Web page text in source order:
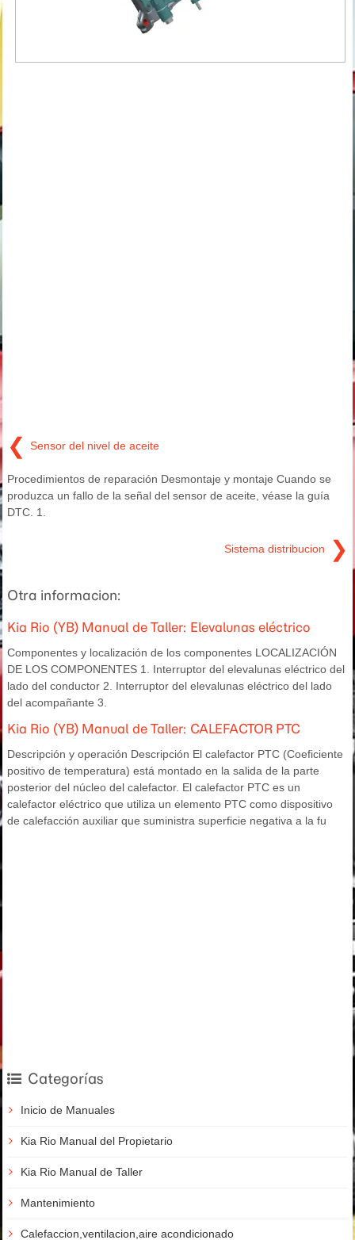
❮ Sensor del nivel de aceite
Procedimientos de reparación Desmontaje y montaje Cuando se
produzca un fallo de la señal del sensor de aceite, véase la guía
DTC. 1.
Sistema distribucion ❯
Otra informacion:
Kia Rio (YB) Manual de Taller: Elevalunas eléctrico
Componentes y localización de los componentes LOCALIZACIÓN
DE LOS COMPONENTES 1. Interruptor del elevalunas eléctrico del
lado del conductor 2. Interruptor del elevalunas eléctrico del lado
del acompañante 3.
Kia Rio (YB) Manual de Taller: CALEFACTOR PTC
Descripción y operación Descripción El calefactor PTC (Coeficiente
positivo de temperatura) está montado en la salida de la parte
posterior del núcleo del calefactor. El calefactor PTC es un
calefactor eléctrico que utiliza un elemento PTC como dispositivo
de calefacción auxiliar que suministra superficie negativa a la fu
Categorías
Inicio de Manuales
Kia Rio Manual del Propietario
Kia Rio Manual de Taller
Mantenimiento
Calefaccion,ventilacion,aire acondicionado